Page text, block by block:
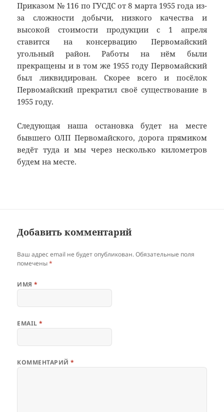
Приказом № 116 по ГУСДС от 8 марта 1955 года из-
за сложности добычи, низкого качества и
высокой стоимости продукции с 1 апреля
ставится на консервацию Первомайский
угольный район. Работы на нём были
прекращены и в том же 1955 году Первомайский
был ликвидирован. Скорее всего и посёлок
Первомайский прекратил своё существование в
1955 году.
Следующая наша остановка будет на месте
бывшего ОЛП Первомайского, дорога прямиком
ведёт туда и мы через несколько километров
будем на месте.
Добавить комментарий
Ваш адрес email не будет опубликован. Обязательные поля
помечены*
ИМЯ*
EMAIL*
КОММЕНТАРИЙ*